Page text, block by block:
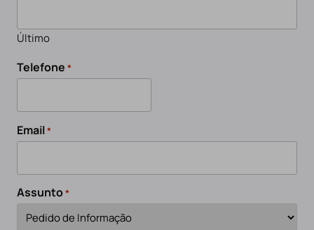
Último
Telefone *
Email*
Assunto*